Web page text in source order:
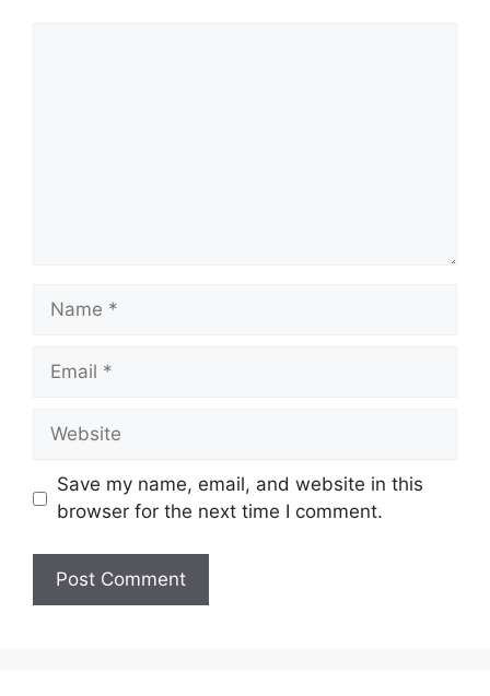
Name
Email
Website
Save my name, email, and website in this
browser for the next time I comment.